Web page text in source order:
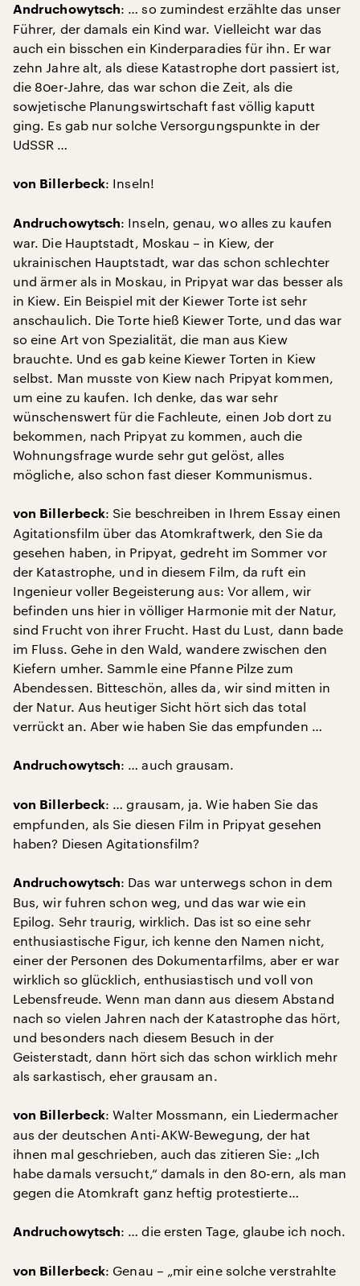
Andruchowytsch: … so zumindest erzählte das unser
Führer, der damals ein Kind war. Vielleicht war das
auch ein bisschen ein Kinderparadies für ihn. Er war
zehn Jahre alt, als diese Katastrophe dort passiert ist,
die 80er-Jahre, das war schon die Zeit, als die
sowjetische Planungswirtschaft fast völlig kaputt
ging. Es gab nur solche Versorgungspunkte in der
UdSSR …
von Billerbeck: Inseln!
Andruchowytsch: Inseln, genau, wo alles zu kaufen
war. Die Hauptstadt, Moskau – in Kiew, der
ukrainischen Hauptstadt, war das schon schlechter
und ärmer als in Moskau, in Pripyat war das besser als
in Kiew. Ein Beispiel mit der Kiewer Torte ist sehr
anschaulich. Die Torte hieß Kiewer Torte, und das war
so eine Art von Spezialität, die man aus Kiew
brauchte. Und es gab keine Kiewer Torten in Kiew
selbst. Man musste von Kiew nach Pripyat kommen,
um eine zu kaufen. Ich denke, das war sehr
wünschenswert für die Fachleute, einen Job dort zu
bekommen, nach Pripyat zu kommen, auch die
Wohnungsfrage wurde sehr gut gelöst, alles
mögliche, also schon fast dieser Kommunismus.
von Billerbeck: Sie beschreiben in Ihrem Essay einen
Agitationsfilm über das Atomkraftwerk, den Sie da
gesehen haben, in Pripyat, gedreht im Sommer vor
der Katastrophe, und in diesem Film, da ruft ein
Ingenieur voller Begeisterung aus: Vor allem, wir
befinden uns hier in völliger Harmonie mit der Natur,
sind Frucht von ihrer Frucht. Hast du Lust, dann bade
im Fluss. Gehe in den Wald, wandere zwischen den
Kiefern umher. Sammle eine Pfanne Pilze zum
Abendessen. Bitteschön, alles da, wir sind mitten in
der Natur. Aus heutiger Sicht hört sich das total
verrückt an. Aber wie haben Sie das empfunden …
Andruchowytsch: … auch grausam.
von Billerbeck: … grausam, ja. Wie haben Sie das
empfunden, als Sie diesen Film in Pripyat gesehen
haben? Diesen Agitationsfilm?
Andruchowytsch: Das war unterwegs schon in dem
Bus, wir fuhren schon weg, und das war wie ein
Epilog. Sehr traurig, wirklich. Das ist so eine sehr
enthusiastische Figur, ich kenne den Namen nicht,
einer der Personen des Dokumentarfilms, aber er war
wirklich so glücklich, enthusiastisch und voll von
Lebensfreude. Wenn man dann aus diesem Abstand
nach so vielen Jahren nach der Katastrophe das hört,
und besonders nach diesem Besuch in der
Geisterstadt, dann hört sich das schon wirklich mehr
als sarkastisch, eher grausam an.
von Billerbeck: Walter Mossmann, ein Liedermacher
aus der deutschen Anti-AKW-Bewegung, der hat
ihnen mal geschrieben, auch das zitieren Sie: „Ich
habe damals versucht,“ damals in den 80-ern, als man
gegen die Atomkraft ganz heftig protestierte…
Andruchowytsch: … die ersten Tage, glaube ich noch.
von Billerbeck: Genau – „mir eine solche verstrahlte